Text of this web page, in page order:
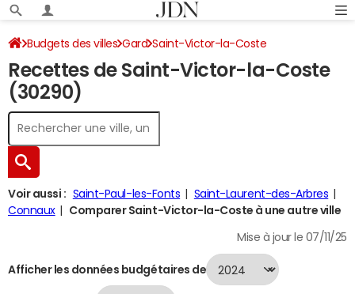
Budgets des villes Gard Saint-Victor-la-Coste
Recettes 2024
Recettes de Saint-Victor-la-Coste
(30290)
Voir aussi : Saint-Paul-les-Fonts
Saint-Laurent-des-Arbres
Connaux
Comparer Saint-Victor-la-Coste à une autre ville
Mise à jour le 07/11/25
Afficher les données budgétaires de